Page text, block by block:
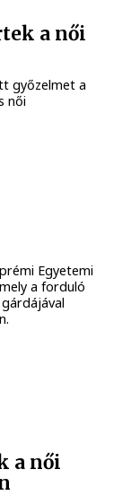
a női
győzelmet a
női
Egyetemi
a forduló
a női